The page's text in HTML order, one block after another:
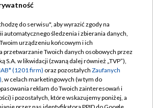
TVP
TVP
Cyfrowa
Regulamin TVP
Polityka prywatności
Moje zgody
Pomoc
do serwisu", aby wyrazić zgody na
automatycznego śledzenia i zbierania danych,
urządzeniu końcowym i ich
przetwarzanie Twoich danych osobowych przez
S.A. w likwidacji (zwaną dalej również „TVP”),
(1201 firm) oraz pozostałych Zaufanych
, w celach marketingowych (w tym do
reklam do Twoich zainteresowań i
i pozostałych, które wskazujemy poniżej, a